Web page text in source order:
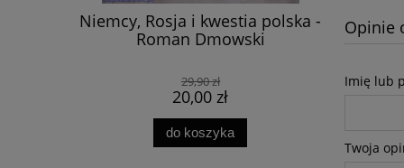
Niemcy, Rosja i kwestia polska -
Roman Dmowski
29,90 zł
20,00 zł
do koszyka
Wojna
Opinie
Imię lub
Twoja